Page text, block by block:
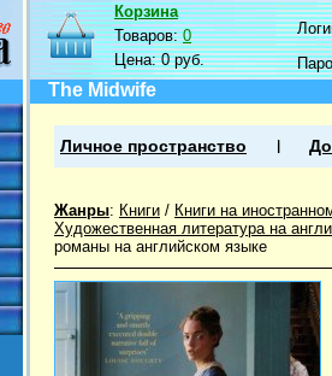
Корзина
Товаров:0
Цена:0 руб.
The Midwife
Личное пространство
Жанры: Книги / Книги на
Художественная литература на
романы на английском языке